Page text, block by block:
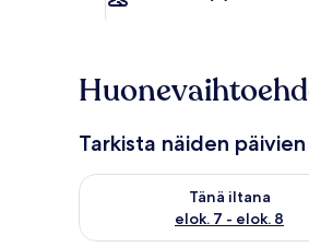
Tarkista näiden
Tänä iltana
elok. 7 - elok. 8
Tarkista tämän illan